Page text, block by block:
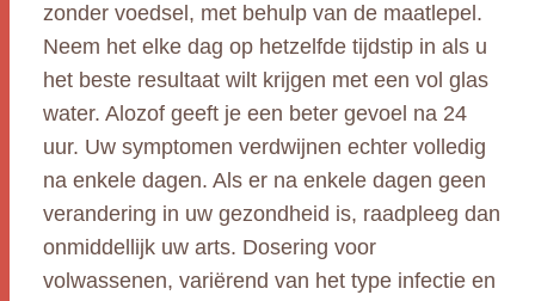
zonder voedsel, met behulp van de maatlepel.
Neem het elke dag op hetzelfde tijdstip in als u
het beste resultaat wilt krijgen met een vol glas
water. Alozof geeft je een beter gevoel na 24
uur. Uw symptomen verdwijnen echter volledig
na enkele dagen. Als er na enkele dagen geen
verandering in uw gezondheid is, raadpleeg dan
onmiddellijk uw arts. Dosering voor
volwassenen, variërend van het type infectie en